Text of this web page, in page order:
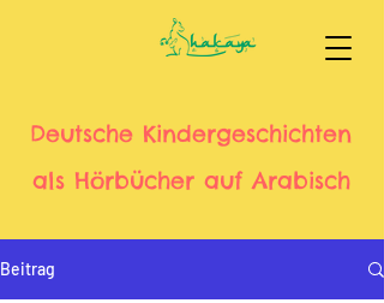
Deutsche Kindergeschichten
als Hörbücher auf Arabisch
Beitrag